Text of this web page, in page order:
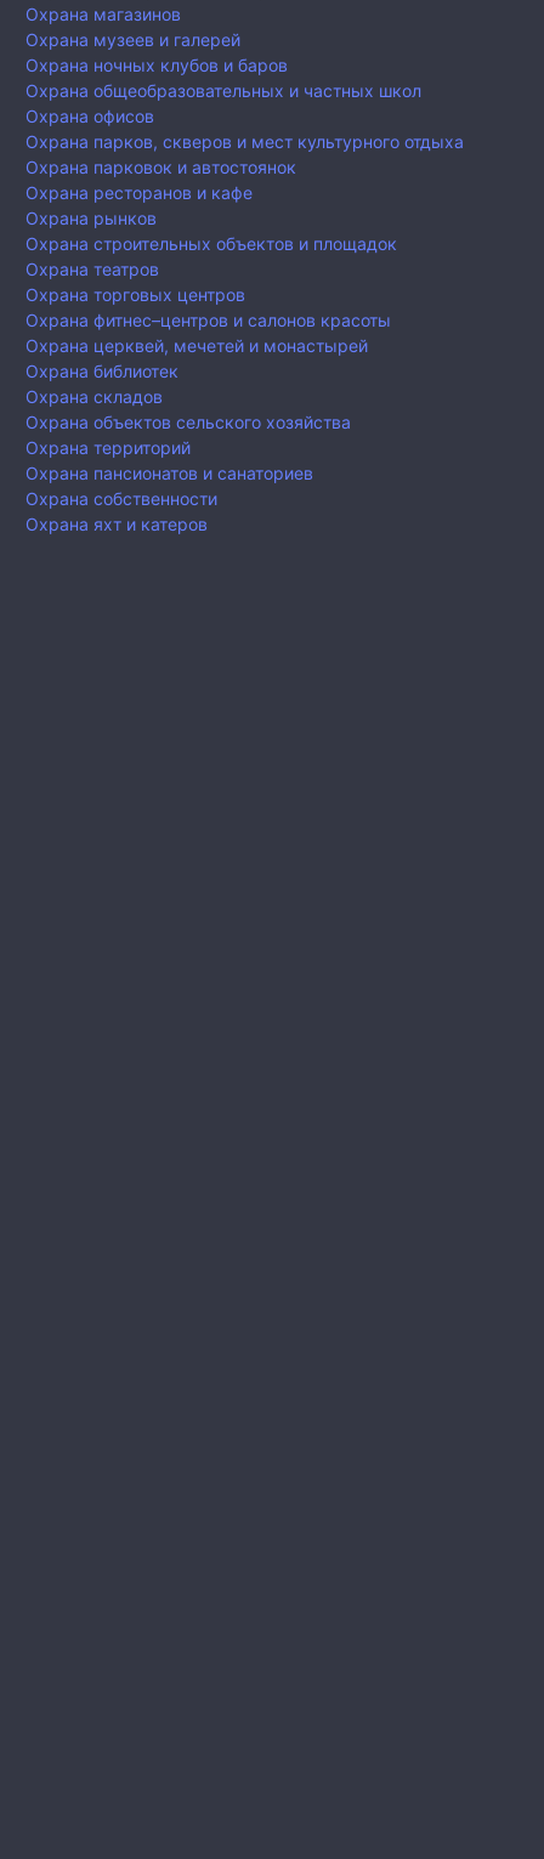
Охрана магазинов
Охрана музеев и галерей
Охрана ночных клубов и баров
Охрана общеобразовательных и частных школ
Охрана офисов
Охрана парков, скверов и мест культурного отдыха
Охрана парковок и автостоянок
Охрана ресторанов и кафе
Охрана рынков
Охрана строительных объектов и площадок
Охрана театров
Охрана торговых центров
Охрана фитнес–центров и салонов красоты
Охрана церквей, мечетей и монастырей
Охрана библиотек
Охрана складов
Охрана объектов сельского хозяйства
Охрана территорий
Охрана пансионатов и санаториев
Охрана собственности
Охрана яхт и катеров